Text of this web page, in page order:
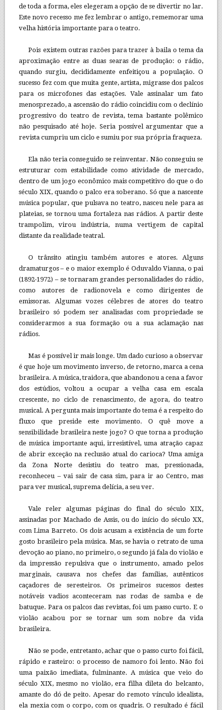
de toda a forma, eles elegeram a opção de se divertir no lar.
Este novo recesso me fez lembrar o antigo, rememorar uma
velha história importante para o teatro.
Pois existem outras razões para trazer à baila o tema da
aproximação entre as duas searas de produção: o rádio,
quando surgiu, decididamente enfeitiçou a população. O
sucesso fez com que muita gente, artista, migrasse dos palcos
para os microfones das estações. Vale assinalar um fato
menosprezado, a ascensão do rádio coincidiu com o declínio
progressivo do teatro de revista, tema bastante polêmico
não pesquisado até hoje. Seria possível argumentar que a
revista cumpriu um ciclo e sumiu por sua própria fraqueza.
Ela não teria conseguido se reinventar. Não conseguiu se
estruturar com estabilidade como atividade de mercado,
dentro de um jogo econômico mais competitivo do que o do
século XIX, quando o palco era soberano. Só que a nascente
música popular, que pulsava no teatro, nasceu nele para as
plateias, se tornou uma fortaleza nas rádios. A partir deste
trampolim, virou indústria, numa vertigem de capital
distante da realidade teatral.
O trânsito atingiu também autores e atores. Alguns
dramaturgos – e o maior exemplo é Oduvaldo Vianna, o pai
(1892-1972) – se tornaram grandes personalidades do rádio,
como autores de radionovela e como dirigentes de
emissoras. Algumas vozes célebres de atores do teatro
brasileiro só podem ser analisadas com propriedade se
considerarmos a sua formação ou a sua aclamação nas
rádios.
Mas é possível ir mais longe. Um dado curioso a observar
é que hoje um movimento inverso, de retorno, marca a cena
brasileira. A música, traidora, que abandonou a cena a favor
dos estúdios, voltou a ocupar a velha casa em escala
crescente, no ciclo de renascimento, de agora, do teatro
musical. A pergunta mais importante do tema é a respeito do
fluxo que preside este movimento. O quê move a
sensibilidade brasileira neste jogo? O que torna a produção
de música importante aqui, irresistível, uma atração capaz
de abrir exceção na reclusão atual do carioca? Uma amiga
da Zona Norte desistiu do teatro mas, pressionada,
reconheceu – vai sair de casa sim, para ir ao Centro, mas
para ver musical, suprema delícia, a seu ver.
Vale reler algumas páginas do final do século XIX,
assinadas por Machado de Assis, ou do início do século XX,
com Lima Barreto. Os dois acusam a existência de um forte
gosto brasileiro pela música. Mas, se havia o retrato de uma
devoção ao piano, no primeiro, o segundo já fala do violão e
da impressão repulsiva que o instrumento, amado pelos
marginais, causava nos chefes das famílias, autênticos
caçadores de seresteiros. Os primeiros sucessos destes
notáveis vadios aconteceram nas rodas de samba e de
batuque. Para os palcos das revistas, foi um passo curto. E o
violão acabou por se tornar um som nobre da vida
brasileira.
Não se pode, entretanto, achar que o passo curto foi fácil,
rápido e rasteiro: o processo de namoro foi lento. Não foi
uma paixão imediata, fulminante. A música que veio do
século XIX, mesmo no violão, era filha dileta do belcanto,
amante do dó de peito. Apesar do remoto vínculo idealista,
ela mexia com o corpo, com os quadris. O resultado é fácil